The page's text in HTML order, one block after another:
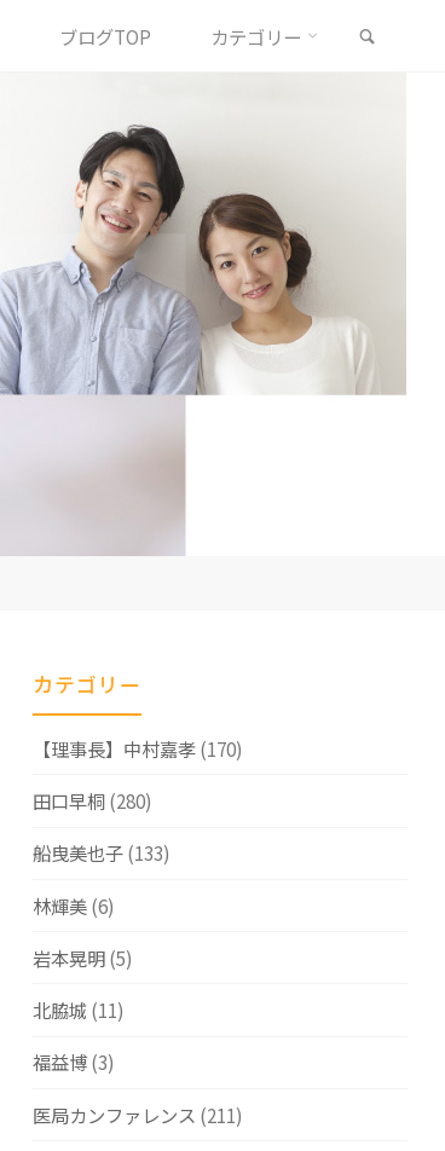
ブログTOP カテゴリー
カテゴリー
【理事長】中村嘉孝(170)
田口早桐(280)
船曳美也子(133)
林輝美(6)
岩本晃明(5)
北脇城 (11)
福益博(3)
医局カンファレンス (211)